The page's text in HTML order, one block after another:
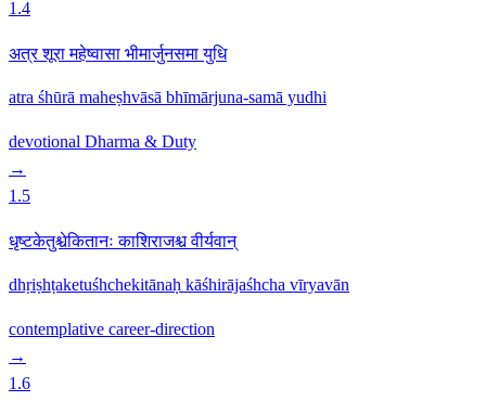
1.4
अत्र शूरा महेष्वासा भीमार्जुनसमा युधि
atra śhūrā maheṣhvāsā bhīmārjuna-samā yudhi
devotional Dharma & Duty
→
1.5
धृष्टकेतुश्चेकितानः काशिराजश्च वीर्यवान्
dhṛiṣhṭaketuśhchekitānaḥ kāśhirājaśhcha vīryavān
contemplative career-direction
→
1.6